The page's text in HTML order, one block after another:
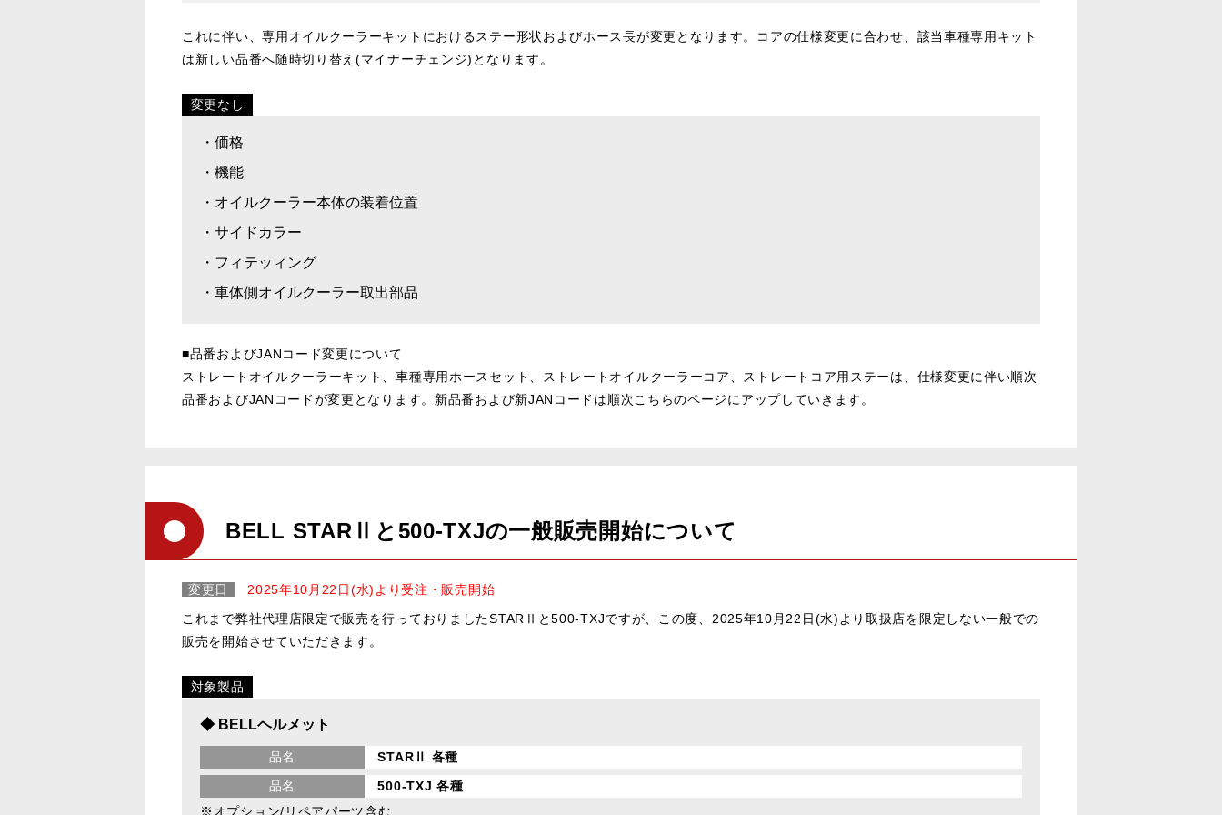
これに伴い、専用オイルクーラーキットにおけるステー形状およびホース長が変更となります。コアの仕様変更に合わせ、該当車種専用キット
は新しい品番へ随時切り替え(マイナーチェンジ)となります。
変更なし
・価格
・機能
・オイルクーラー本体の装着位置
・サイドカラー
・フィテッィング
・車体側オイルクーラー取出部品
■品番およびJANコード変更について
ストレートオイルクーラーキット、車種専用ホースセット、ストレートオイルクーラーコア、ストレートコア用ステーは、仕様変更に伴い順次
品番およびJANコードが変更となります。新品番および新JANコードは順次こちらのページにアップしていきます。
BELL STARⅡと500-TXJの一般販売開始について
変更日
2025年10月22日(水)より受注・販売開始
これまで弊社代理店限定で販売を行っておりましたSTARⅡと500-TXJですが、この度、2025年10月22日(水)より取扱店を限定しない一般での
販売を開始させていただきます。
対象製品
◆ BELLヘルメット
品名
STARⅡ 各種
品名
500-TXJ 各種
※オプション/リペアパーツ含む